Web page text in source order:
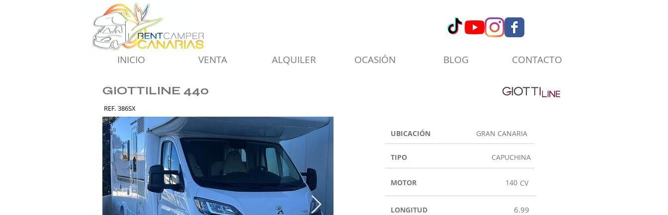
INICIO VENTA ALQUILER OCASIÓN BLOG CONTACTO
GIOTTILINE 440
REF. 386SX
UBICACIÓN GRAN CANARIA
TIPO CAPUCHINA
MOTOR 140 CV
LONGITUD 6.99